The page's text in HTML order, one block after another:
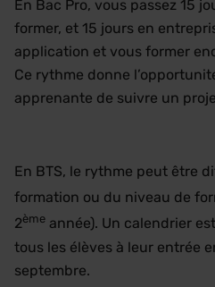
En Bac Pro, vous passez 15
former, et 15 jours en
application et vous former
Ce rythme donne
apprenante de suivre un
En BTS, le rythme peut être
formation ou du niveau de
2ème année). Un calendrier
tous les élèves à leur entrée
septembre.